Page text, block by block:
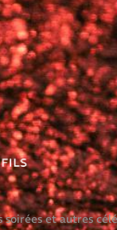
soirées et autres